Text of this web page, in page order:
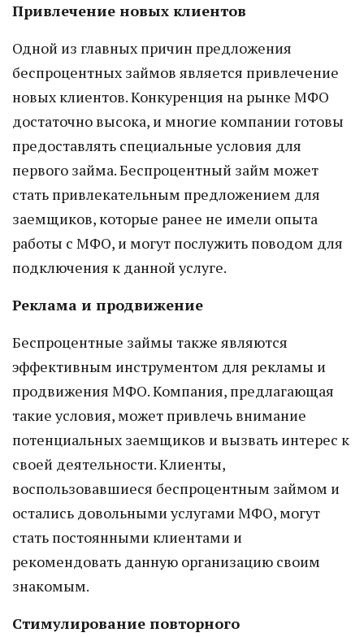
Привлечение новых клиентов
Одной из главных причин предложения
беспроцентных займов является привлечение
новых клиентов. Конкуренция на рынке МФО
достаточно высока, и многие компании готовы
предоставлять специальные условия для
первого займа. Беспроцентный займ может
стать привлекательным предложением для
заемщиков, которые ранее не имели опыта
работы с МФО, и могут послужить поводом для
подключения к данной услуге.
Реклама и продвижение
Беспроцентные займы также являются
эффективным инструментом для рекламы и
продвижения МФО. Компания, предлагающая
такие условия, может привлечь внимание
потенциальных заемщиков и вызвать интерес к
своей деятельности. Клиенты,
воспользовавшиеся беспроцентным займом и
остались довольными услугами МФО, могут
стать постоянными клиентами и
рекомендовать данную организацию своим
знакомым.
Стимулирование повторного